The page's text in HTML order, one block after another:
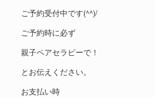
ご予約受付中です(^^)/
ご予約時に必ず
親子ペアセラピーで！
とお伝えください。
お支払い時